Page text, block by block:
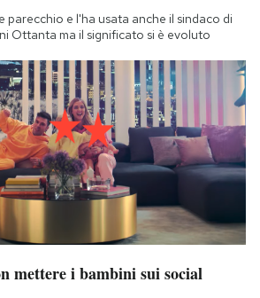
parecchio e l'ha usata anche il sindaco di
Ottanta ma il significato si è evoluto
mettere i bambini sui social